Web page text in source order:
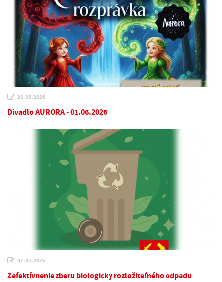
20.05.2026
Divadlo AURORA - 01.06.2026
07.05.2026
Zefektívnenie zberu biologicky rozložiteľného odpadu